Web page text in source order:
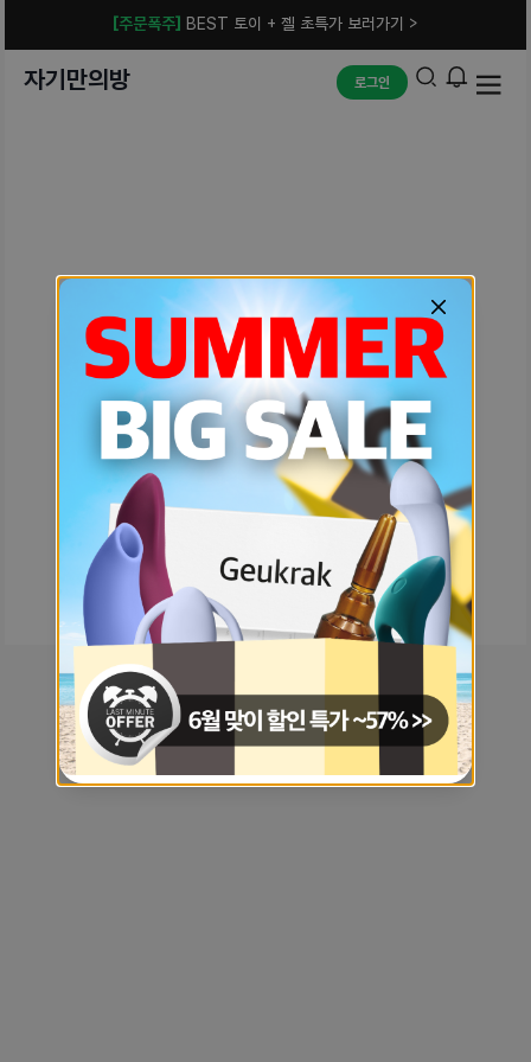
[주문폭주] BEST 토이 + 젤 초특가 보러가기 >
자기만의방 로그인
예상치 못한 에러입니다.